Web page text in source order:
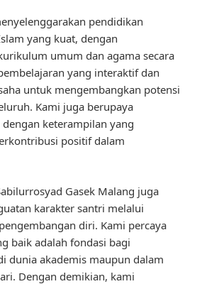
pendidikan
yang kuat, dengan
umum dan agama secara
yang interaktif dan
untuk mengembangkan potensi
Kami juga berupaya
keterampilan yang
positif dalam
Gasek Malang juga
karakter santri melalui
diri. Kami percaya
baik adalah fondasi bagi
dunia akademis maupun dalam
Dengan demikian, kami